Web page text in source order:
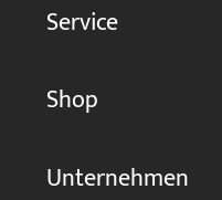
Service
Shop
Unternehmen